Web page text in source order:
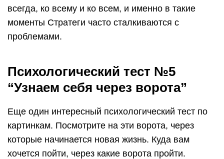
всегда, ко всему и ко всем, и именно в такие
моменты Стратеги часто сталкиваются с
проблемами.
Психологический тест №5
“Узнаем себя через ворота”
Еще один интересный психологический тест по
картинкам. Посмотрите на эти ворота, через
которые начинается новая жизнь. Куда вам
хочется пойти, через какие ворота пройти.